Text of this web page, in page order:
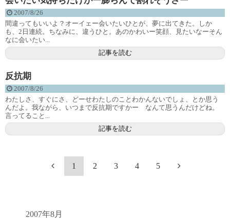
2007/8/26
間違ってもいいよ？オーイェー会いたいひとが、夢に出てきた。しか
も、2日連続。ちなみに、違うひと。あのかわいー笑顔、見たいなーそん
なに会いたい...
記事を読む
反抗期
2007/8/26
わたしさ、すぐにさ、どーせわたしのことわかんないでしょ、とか思う
んだよ。我ながら、いつまで反抗期ですかー なんて思うんだけどね。
言ってること...
記事を読む
1 2 3 4 5
2007年8月